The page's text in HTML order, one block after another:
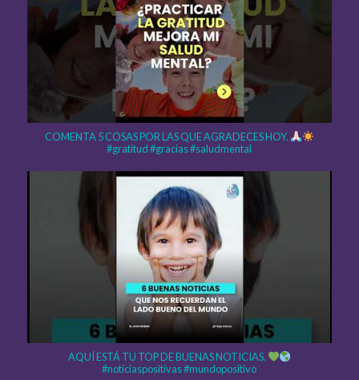
COMENTA 5 COSAS POR LAS QUE AGRADECES HOY.
#gratitud #gracias #saludmental
AQUÍ ESTÁ TU TOP DE BUENAS NOTICIAS.
#noticiaspositivas #mundopositivo